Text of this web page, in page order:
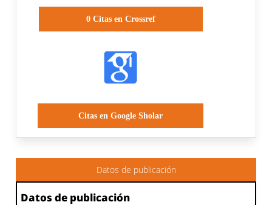
0Citas en Crossref
Citas en Google Sholar
Datos de publicación
Datos de publicación